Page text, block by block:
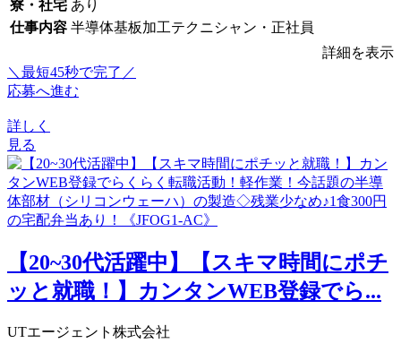
寮・社宅 あり
仕事内容 半導体基板加工テクニシャン・正社員
詳細を表示
＼最短45秒で完了／
応募へ進む
詳しく
見る
【20~30代活躍中】【スキマ時間にポチ
ッと就職！】カンタンWEB登録でら...
UTエージェント株式会社